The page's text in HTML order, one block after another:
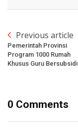
Previous article
Pemerintah Provinsi
Program 1000 Rumah
Khusus Guru Bersubsidi
0 Comments